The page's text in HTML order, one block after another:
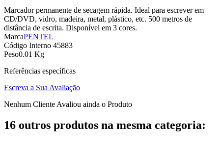
Marcador permanente de secagem rápida. Ideal para escrever em
CD/DVD, vidro, madeira, metal, plástico, etc. 500 metros de
distância de escrita. Disponível em 3 cores.
MarcaPENTEL
Código Interno 45883
Peso0.01 Kg
Referências específicas
Escreva a Sua Avaliação
Nenhum Cliente Avaliou ainda o Produto
16 outros produtos na mesma categoria: